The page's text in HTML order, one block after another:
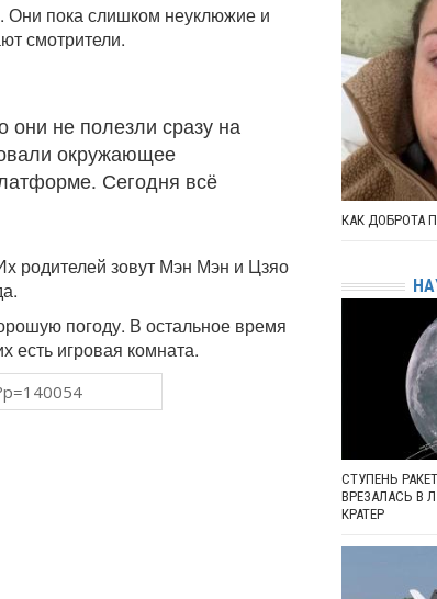
Они пока слишком неуклюжие и
смотрители.
они не полезли сразу на
окружающее
Сегодня всё
родителей зовут Мэн Мэн и Цзяо
погоду. В остальное время
есть игровая комната.
КАК ДОБРОТА
СТУПЕНЬ
ВРЕЗАЛАСЬ В
КРАТЕР